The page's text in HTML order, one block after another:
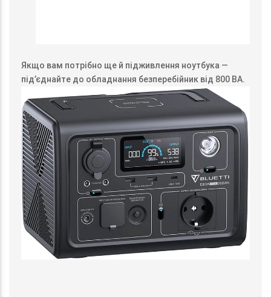
Якщо вам потрібно ще й підживлення ноутбука —
під’єднайте до обладнання безперебійник від 800 ВА.